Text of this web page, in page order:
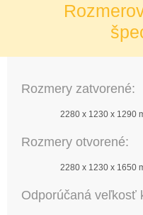
Rozmery zatvorené:
2280 x 1230 x 1290
Rozmery otvorené:
2280 x 1230 x 1650
Odporúčaná veľkosť